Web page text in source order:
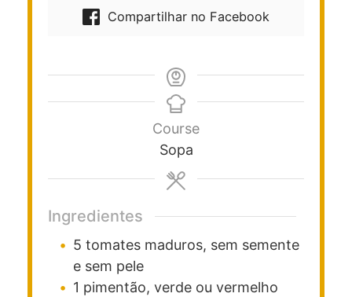
Compartilhar no Facebook
Course
Sopa
Ingredientes
5 tomates maduros, sem semente
e sem pele
1 pimentão, verde ou vermelho